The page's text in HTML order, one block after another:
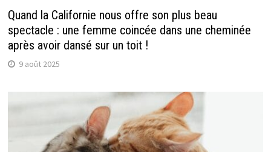
Quand la Californie nous offre son plus beau
spectacle : une femme coincée dans une cheminée
après avoir dansé sur un toit !
9 août 2025